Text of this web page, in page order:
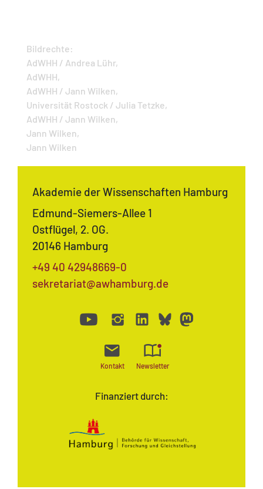
Bildrechte:
AdWHH / Andrea Lühr,
AdWHH,
AdWHH / Jann Wilken,
Universität Rostock / Julia Tetzke,
AdWHH / Jann Wilken,
Jann Wilken,
Jann Wilken
Finanziert durch:
Akademie der Wissenschaften Hamburg
Edmund-Siemers-Allee 1
Ostflügel, 2. OG.
20146 Hamburg
+49 40 42948669-0
sekretariat@awhamburg.de
Kontakt Newsletter